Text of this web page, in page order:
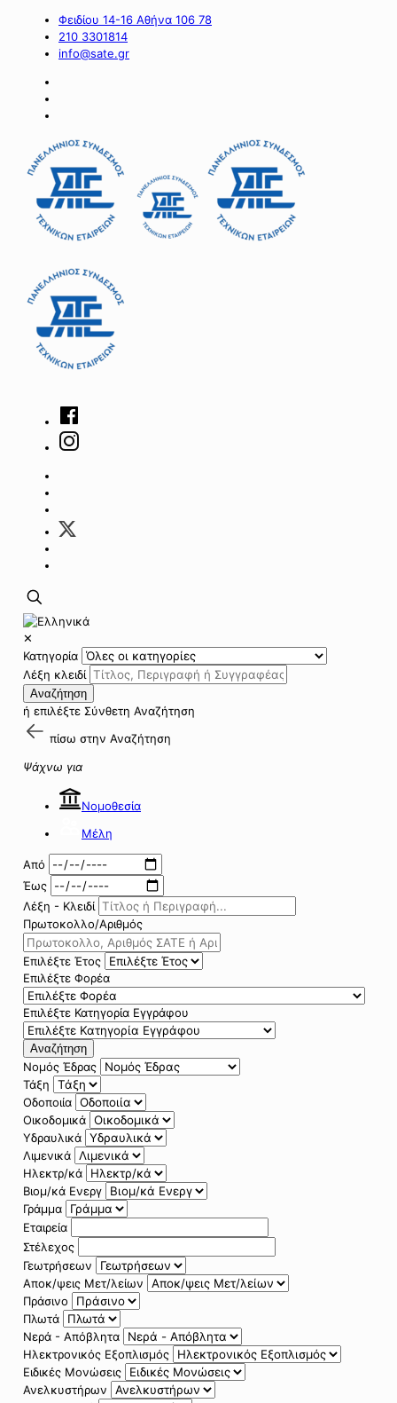
Φειδίου 14-16 Αθήνα 106 78
210 3301814
info@sate.gr
✕
Κατηγορία
Λέξη κλειδί
Αναζήτηση
ή επιλέξτε Σύνθετη Αναζήτηση
πίσω στην Αναζήτηση
Ψάχνω για
Νομοθεσία
Μέλη
Από
Έως
Λέξη - Κλειδί
Πρωτοκολλο/Αριθμός
Επιλέξτε Έτος
Επιλέξτε Φορέα
Επιλέξτε Κατηγορία Εγγράφου
Αναζήτηση
Νομός Έδρας
Τάξη
Οδοποιία
Οικοδομικά
Υδραυλικά
Λιμενικά
Ηλεκτρ/κά
Βιομ/κά Ενεργ
Γράμμα
Εταιρεία
Στέλεχος
Γεωτρήσεων
Αποκ/ψεις Μετ/λείων
Πράσινο
Πλωτά
Νερά - Απόβλητα
Ηλεκτρονικός Εξοπλισμός
Ειδικές Μονώσεις
Ανελκυστήρων